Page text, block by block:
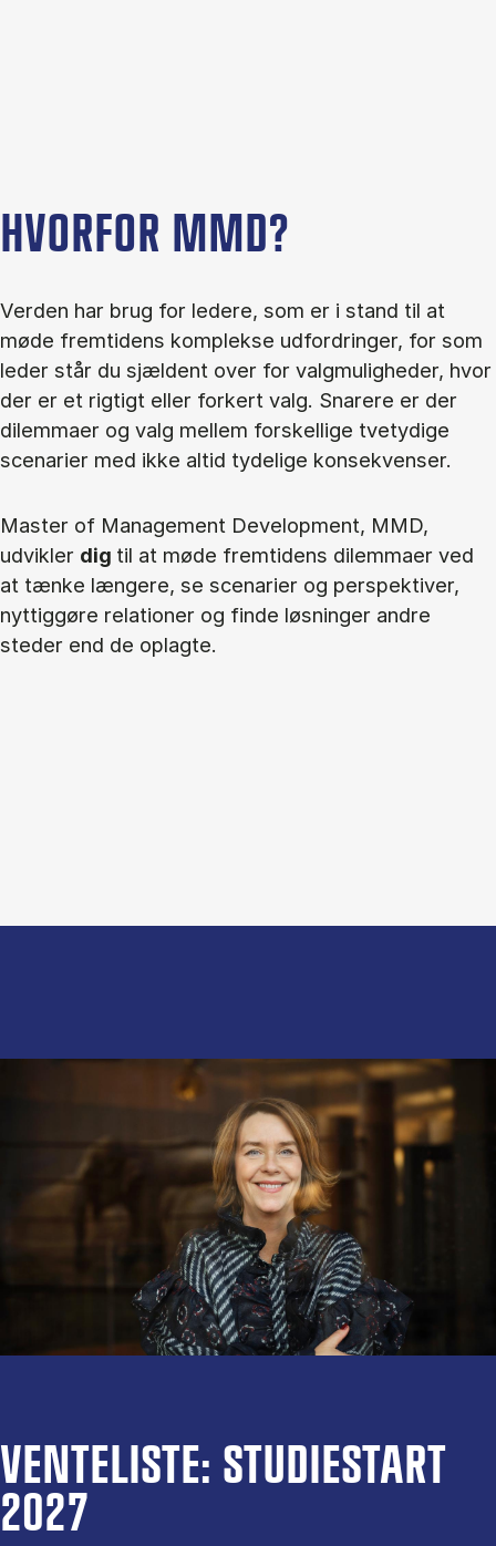
HVORFOR MMD?
Verden har brug for ledere, som er i stand til at
møde fremtidens komplekse udfordringer, for som
leder står du sjældent over for valgmuligheder, hvor
der er et rigtigt eller forkert valg. Snarere er der
dilemmaer og valg mellem forskellige tvetydige
scenarier med ikke altid tydelige konsekvenser.
Master of Management Development, MMD,
udvikler dig til at møde fremtidens dilemmaer ved
at tænke længere, se scenarier og perspektiver,
nyttiggøre relationer og finde løsninger andre
steder end de oplagte.
VENTELISTE: STUDIESTART
2027